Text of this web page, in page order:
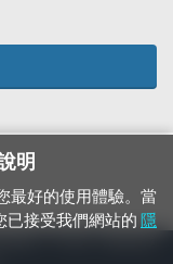
軌道、平交道、橋樑及隧
明
最好的使用體驗。當
已接受我們網站的 隱